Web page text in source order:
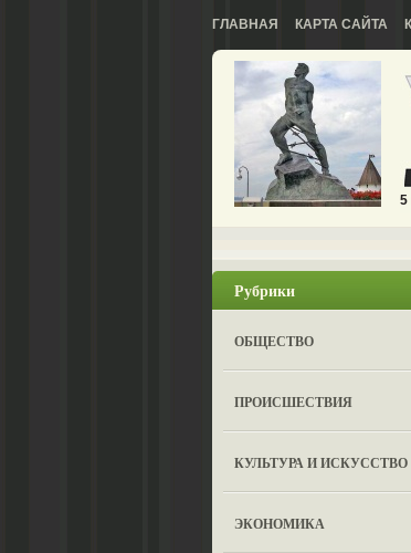
ГЛАВНАЯ КАРТА САЙТА
5
Рубрики
ОБЩЕСТВО
ПРОИСШЕСТВИЯ
КУЛЬТУРА И ИСКУССТВО
ЭКОНОМИКА